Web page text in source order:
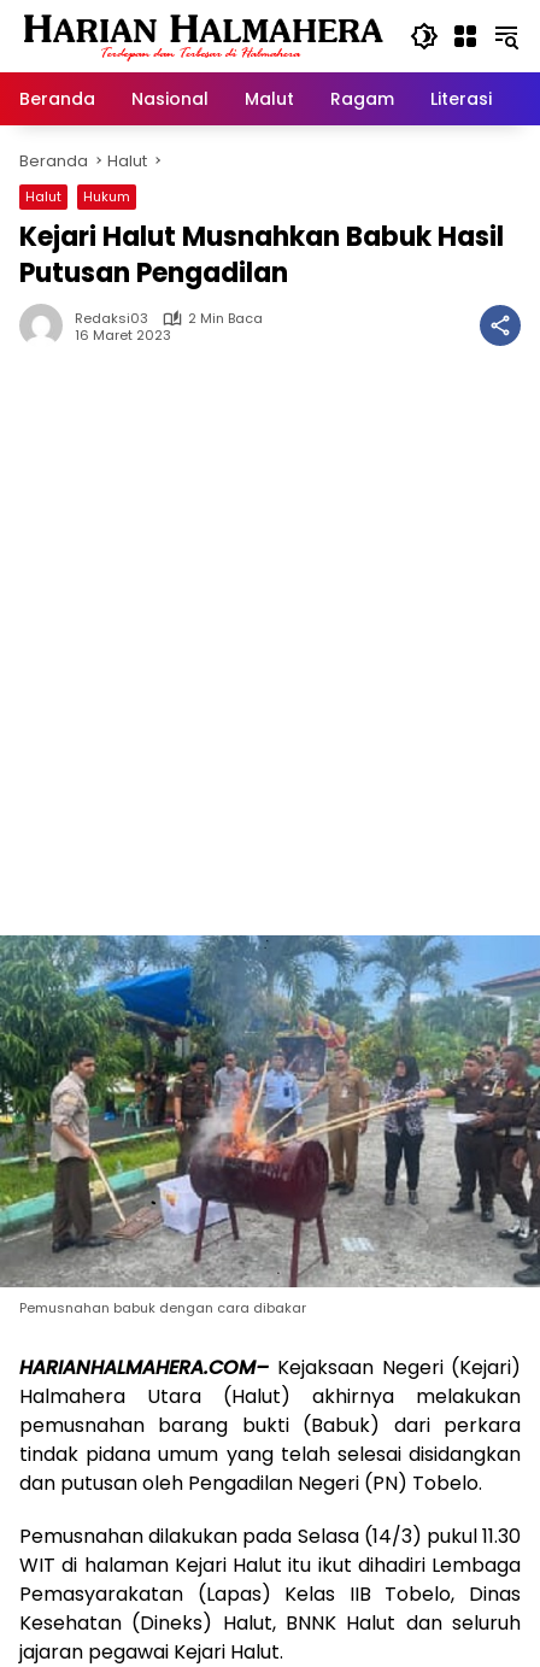
Langsung
Beranda
Nasional Malut Ragam Literasi
Beranda Halut
Halut Hukum
Kejari Halut Musnahkan Babuk Hasil
Putusan Pengadilan
Redaksi03
2 Min Baca
16 Maret 2023
Pemusnahan babuk dengan cara dibakar
HARIANHALMAHERA.COM– Kejaksaan Negeri (Kejari)
Halmahera Utara (Halut) akhirnya melakukan
pemusnahan barang bukti (Babuk) dari perkara
tindak pidana umum yang telah selesai disidangkan
dan putusan oleh Pengadilan Negeri (PN) Tobelo.
Pemusnahan dilakukan pada Selasa (14/3) pukul 11.30
WIT di halaman Kejari Halut itu ikut dihadiri Lembaga
Pemasyarakatan (Lapas) Kelas IIB Tobelo, Dinas
Kesehatan (Dineks) Halut, BNNK Halut dan seluruh
jajaran pegawai Kejari Halut.